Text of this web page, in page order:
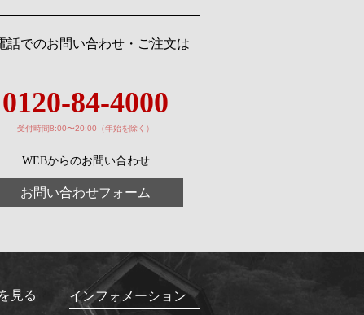
話でのお問い合わせ・ご注文は
0120-84-4000
受付時間8:00〜20:00（年始を除く）
WEBからのお問い合わせ
お問い合わせフォーム
見る インフォメーション